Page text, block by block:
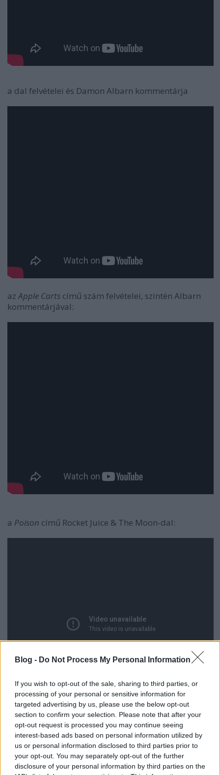
Blog - Do Not Process My Personal Information
If you wish to opt-out of the sale, sharing to third parties, or
processing of your personal or sensitive information for
targeted advertising by us, please use the below opt-out
section to confirm your selection. Please note that after your
opt-out request is processed you may continue seeing
interest-based ads based on personal information utilized by
us or personal information disclosed to third parties prior to
your opt-out. You may separately opt-out of the further
disclosure of your personal information by third parties on the
a dal felvételei és Damon Albarn kommentárja
azApple Carts című szám felvételei, szintén Albarn
kommentárjával:
a Poison című Rocket Juice & The Moon-dal:
a másik Rocket Juice & The Moon-szám, melyben
Damon Albarn a fő énekes: a Maliból származó
Fatou Diawara gitáros-énekesnővel közösBenko